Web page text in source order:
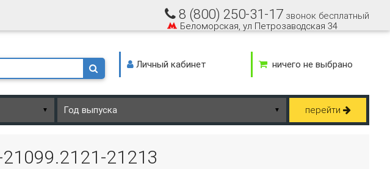
8 (800) 250-31-17 звонок бесплатный
Беломорская, ул Петрозаводская 34
Личный кабинет
ничего не выбрано
▼ ▼ перейти
21213